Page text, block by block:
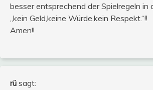
besser entsprechend der Spielregeln in
„kein Geld,keine Würde,kein Respekt.“!!
Amen!!
rü sagt: